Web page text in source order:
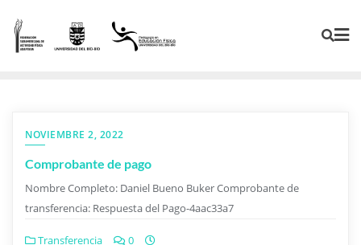
NOVIEMBRE 2, 2022
Comprobante de pago
Nombre Completo: Daniel Bueno Buker Comprobante de
transferencia: Respuesta del Pago-4aac33a7
Transferencia 0